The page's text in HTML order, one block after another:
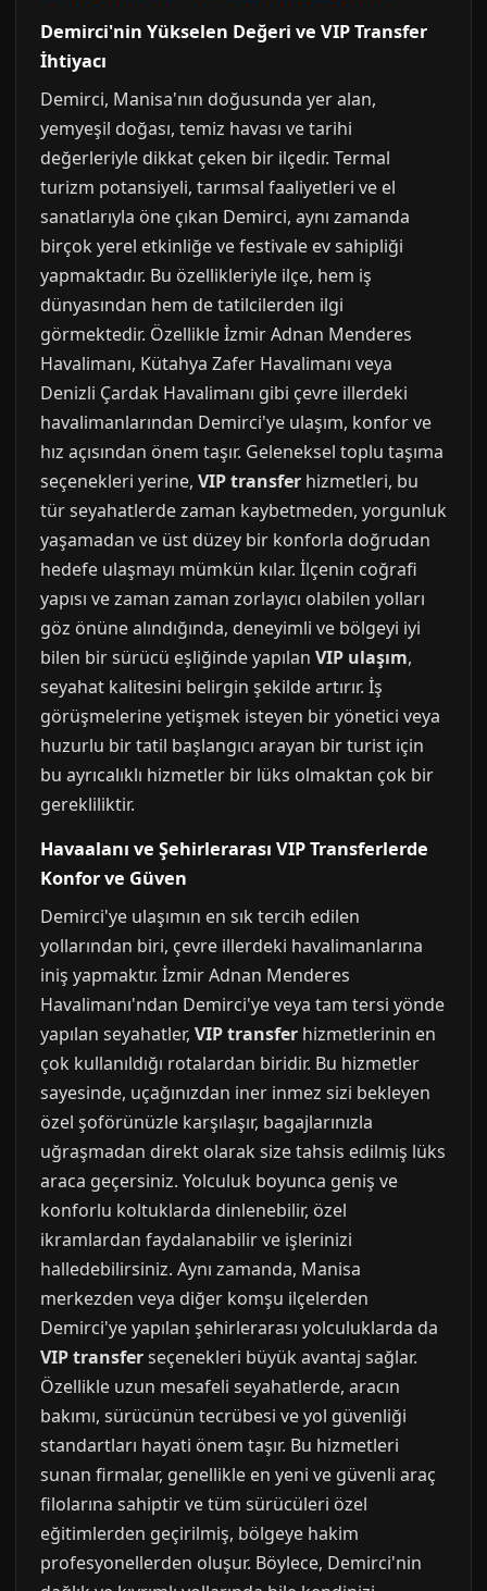
Demirci'nin Yükselen Değeri ve VIP Transfer
İhtiyacı
Demirci, Manisa'nın doğusunda yer alan,
yemyeşil doğası, temiz havası ve tarihi
değerleriyle dikkat çeken bir ilçedir. Termal
turizm potansiyeli, tarımsal faaliyetleri ve el
sanatlarıyla öne çıkan Demirci, aynı zamanda
birçok yerel etkinliğe ve festivale ev sahipliği
yapmaktadır. Bu özellikleriyle ilçe, hem iş
dünyasından hem de tatilcilerden ilgi
görmektedir. Özellikle İzmir Adnan Menderes
Havalimanı, Kütahya Zafer Havalimanı veya
Denizli Çardak Havalimanı gibi çevre illerdeki
havalimanlarından Demirci'ye ulaşım, konfor ve
hız açısından önem taşır. Geleneksel toplu taşıma
seçenekleri yerine, VIP transfer hizmetleri, bu
tür seyahatlerde zaman kaybetmeden, yorgunluk
yaşamadan ve üst düzey bir konforla doğrudan
hedefe ulaşmayı mümkün kılar. İlçenin coğrafi
yapısı ve zaman zaman zorlayıcı olabilen yolları
göz önüne alındığında, deneyimli ve bölgeyi iyi
bilen bir sürücü eşliğinde yapılan VIP ulaşım,
seyahat kalitesini belirgin şekilde artırır. İş
görüşmelerine yetişmek isteyen bir yönetici veya
huzurlu bir tatil başlangıcı arayan bir turist için
bu ayrıcalıklı hizmetler bir lüks olmaktan çok bir
gerekliliktir.
Havaalanı ve Şehirlerarası VIP Transferlerde
Konfor ve Güven
Demirci'ye ulaşımın en sık tercih edilen
yollarından biri, çevre illerdeki havalimanlarına
iniş yapmaktır. İzmir Adnan Menderes
Havalimanı'ndan Demirci'ye veya tam tersi yönde
yapılan seyahatler, VIP transfer hizmetlerinin en
çok kullanıldığı rotalardan biridir. Bu hizmetler
sayesinde, uçağınızdan iner inmez sizi bekleyen
özel şoförünüzle karşılaşır, bagajlarınızla
uğraşmadan direkt olarak size tahsis edilmiş lüks
araca geçersiniz. Yolculuk boyunca geniş ve
konforlu koltuklarda dinlenebilir, özel
ikramlardan faydalanabilir ve işlerinizi
halledebilirsiniz. Aynı zamanda, Manisa
merkezden veya diğer komşu ilçelerden
Demirci'ye yapılan şehirlerarası yolculuklarda da
VIP transferseçenekleri büyük avantaj sağlar.
Özellikle uzun mesafeli seyahatlerde, aracın
bakımı, sürücünün tecrübesi ve yol güvenliği
standartları hayati önem taşır. Bu hizmetleri
sunan firmalar, genellikle en yeni ve güvenli araç
filolarına sahiptir ve tüm sürücüleri özel
eğitimlerden geçirilmiş, bölgeye hakim
profesyonellerden oluşur. Böylece, Demirci'nin